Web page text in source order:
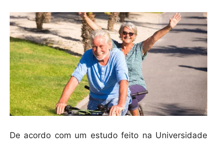
De acordo com um estudo feito na Universidade